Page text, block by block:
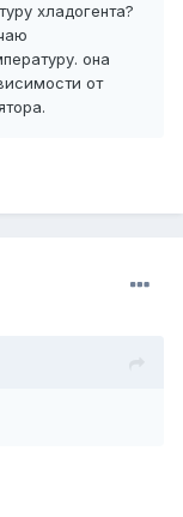
хладогента?
она
от